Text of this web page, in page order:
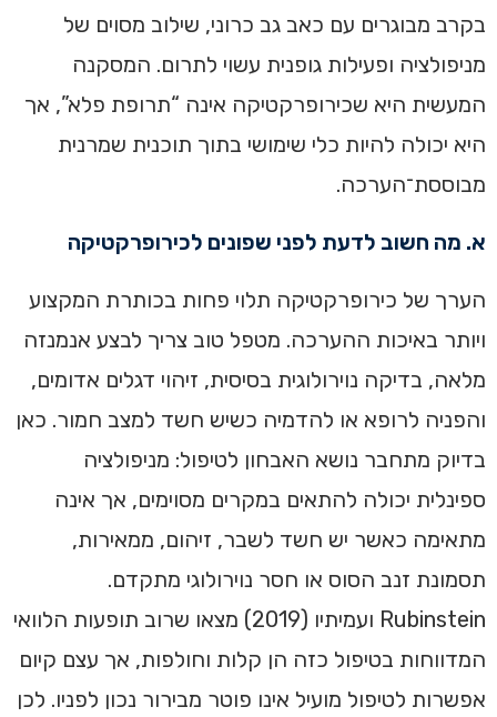
בקרב מבוגרים עם כאב גב כרוני, שילוב מסוים של
מניפולציה ופעילות גופנית עשוי לתרום. המסקנה
המעשית היא שכירופרקטיקה אינה “תרופת פלא”, אך
היא יכולה להיות כלי שימושי בתוך תוכנית שמרנית
מבוססת־הערכה.
א. מה חשוב לדעת לפני שפונים לכירופרקטיקה
הערך של כירופרקטיקה תלוי פחות בכותרת המקצוע
ויותר באיכות ההערכה. מטפל טוב צריך לבצע אנמנזה
מלאה, בדיקה נוירולוגית בסיסית, זיהוי דגלים אדומים,
והפניה לרופא או להדמיה כשיש חשד למצב חמור. כאן
בדיוק מתחבר נושא האבחון לטיפול: מניפולציה
ספינלית יכולה להתאים במקרים מסוימים, אך אינה
מתאימה כאשר יש חשד לשבר, זיהום, ממאירות,
תסמונת זנב הסוס או חסר נוירולוגי מתקדם.
Rubinstein ועמיתיו (2019) מצאו שרוב תופעות הלוואי
המדווחות בטיפול כזה הן קלות וחולפות, אך עצם קיום
אפשרות לטיפול מועיל אינו פוטר מבירור נכון לפניו. לכן